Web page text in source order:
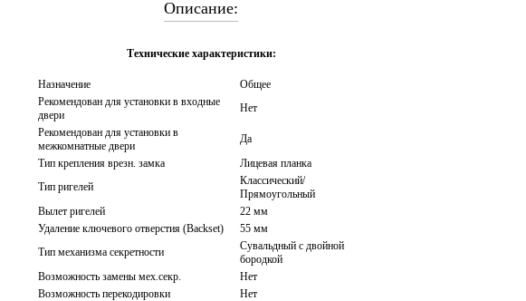
Описание:
Технические характеристики:
Назначение
Общее
Рекомендован для установки в входные
двери
Нет
Рекомендован для установки в
межкомнатные двери
Да
Тип крепления врезн. замка
Лицевая планка
Тип ригелей
Классический/
Прямоугольный
Вылет ригелей
22 мм
Удаление ключевого отверстия (Backset)
55 мм
Тип механизма секретности
Сувальдный с двойной
бородкой
Возможность замены мех.секр.
Нет
Возможность перекодировки
Нет